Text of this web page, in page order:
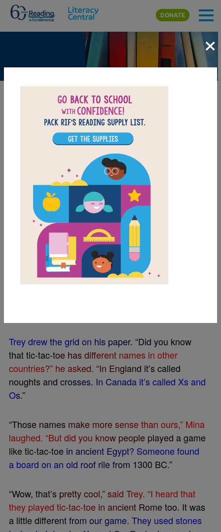
Skip to main content
DONATE
Tic-Tac-Toe
ndMinawerebored.Theywer
mt o hshoppin Hey!”
pa pe cili nm yp ock
”
Minalov e tic-tac e.T y
rtheyh fewextraminu es
edtoplayonpapermenusatrestauran
Treydrewthegrid on his paper. “Did you know
thattic-tac-toe has diferent names in other
countries?” heasked. “In England it’s called
noughts and crosses. In Canada it’s called Xs and
Os.”
“Those names make moresensethan ours,” Mina
laughed. “Butdid you know people played agame
liketic-tac-toe in ancient Egypt? Someonefound
a board on an old roof rilefrom 1300 BC.”
“Wow, that’s prettycool,”said Trey. “I heard that
they played tic-tac-toe in ancient Rometoo. Itwas
a littlediferentfrom ourgame. They used stones
×